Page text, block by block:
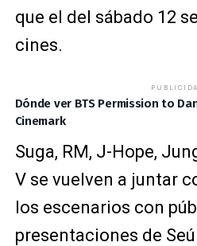
que el del sábado 12
cines.
Dónde ver BTS Permission to
Cinemark
Suga, RM, J-Hope,
V se vuelven a juntar
los escenarios con
presentaciones de